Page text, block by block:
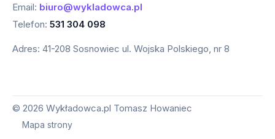
Email: biuro@wykladowca.pl
Telefon: 531 304 098
Adres: 41-208 Sosnowiec ul. Wojska Polskiego, nr 8
© 2026 Wykładowca.pl Tomasz Howaniec
Mapa strony